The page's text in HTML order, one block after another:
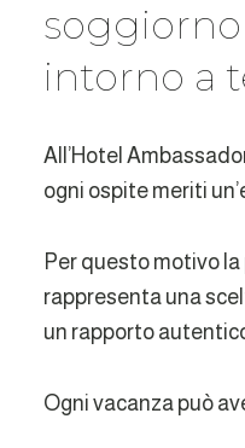
intorno a
All’Hotel
ogni ospite meriti
Per questo motivo
rappresenta una
un rapporto
Ogni vacanza può